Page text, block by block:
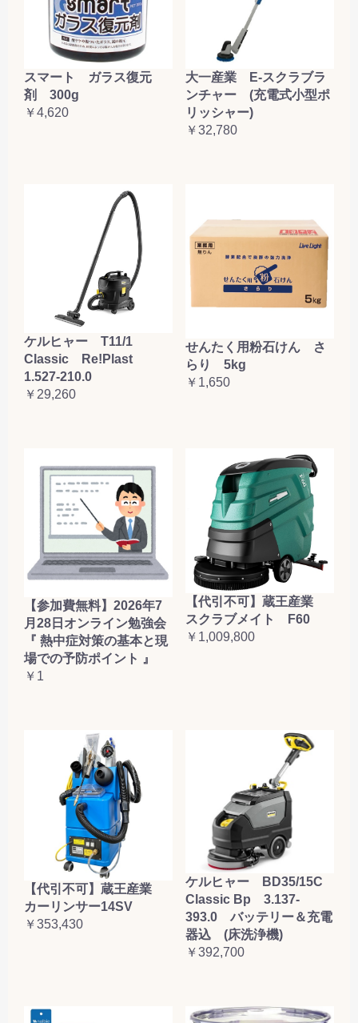
スマート ガラス復元
剤 300g
￥4,620
大一産業 E-スクラブラ
ンチャー (充電式小型ポ
リッシャー)
￥32,780
ケルヒャー T11/1
Classic Re!Plast
1.527-210.0
￥29,260
せんたく用粉石けん さ
らり 5kg
￥1,650
【参加費無料】2026年7
月28日オンライン勉強会
『 熱中症対策の基本と現
場での予防ポイント 』
￥1
【代引不可】蔵王産業
スクラブメイト F60
￥1,009,800
【代引不可】蔵王産業
カーリンサー14SV
￥353,430
ケルヒャー BD35/15C
Classic Bp 3.137-
393.0 バッテリー＆充電
器込 (床洗浄機)
￥392,700